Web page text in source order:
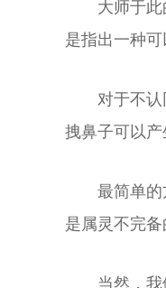
大师于
是指出一种
对于不
拽鼻子可以产
最简单
是属灵不完
当然，